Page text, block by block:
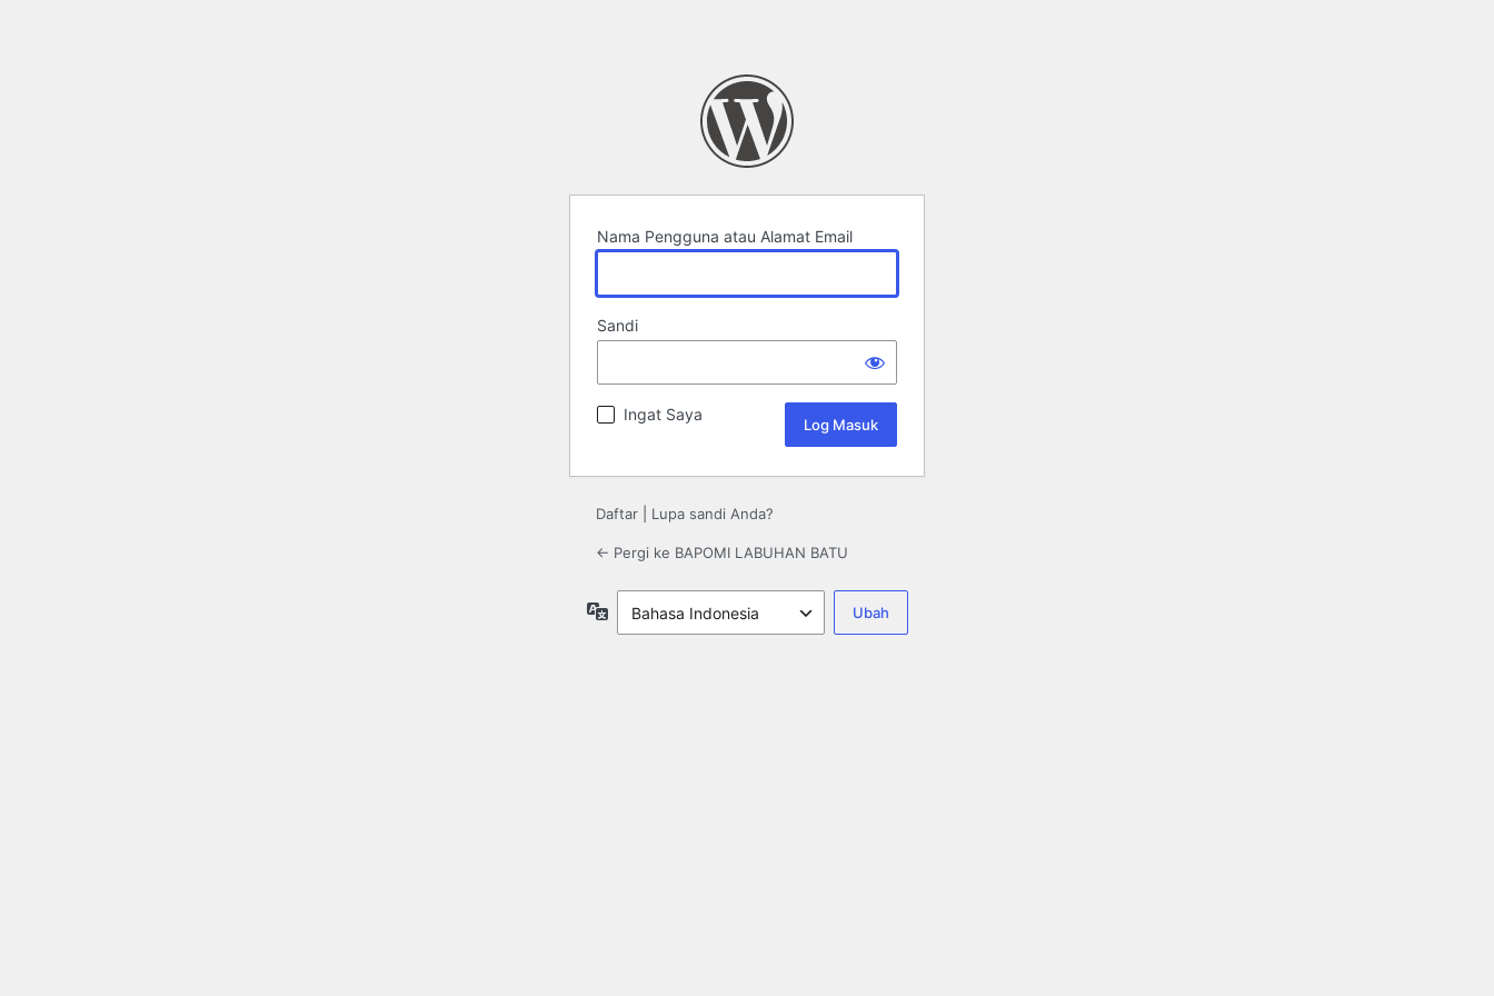
Nama Pengguna atau Alamat Email
Sandi
Ingat Saya
Daftar Lupa sandi Anda?
← Pergi ke BAPOMI LABUHAN BATU
Bahasa